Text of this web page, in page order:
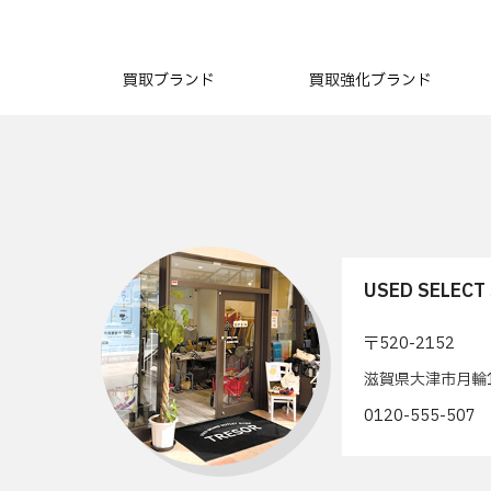
買取ブランド 買取強化ブランド
USED
〒520-2152
滋賀県大津市月
0120-555-507